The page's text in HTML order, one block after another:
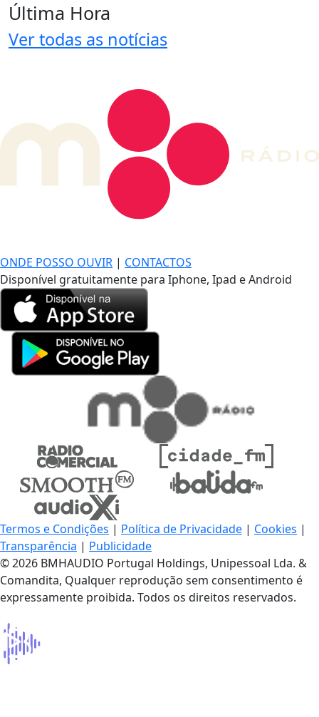
Última Hora
Ver todas as notícias
ONDE POSSO OUVIR | CONTACTOS
Disponível gratuitamente para Iphone, Ipad e Android
Termos e Condições | Política de Privacidade | Cookies |
Transparência | Publicidade
© 2026 BMHAUDIO Portugal Holdings, Unipessoal Lda. &
Comandita, Qualquer reprodução sem consentimento é
expressamente proibida. Todos os direitos reservados.